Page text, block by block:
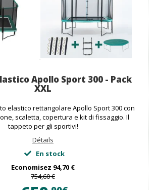
Apollo Sport 300 - Pack
XXL
elastico rettangolare Apollo Sport 300 con
scaletta, copertura e kit di fissaggio. Il
tappeto per gli sportivi!
Détails
En stock
Economisez 94,70 €
754,60 €